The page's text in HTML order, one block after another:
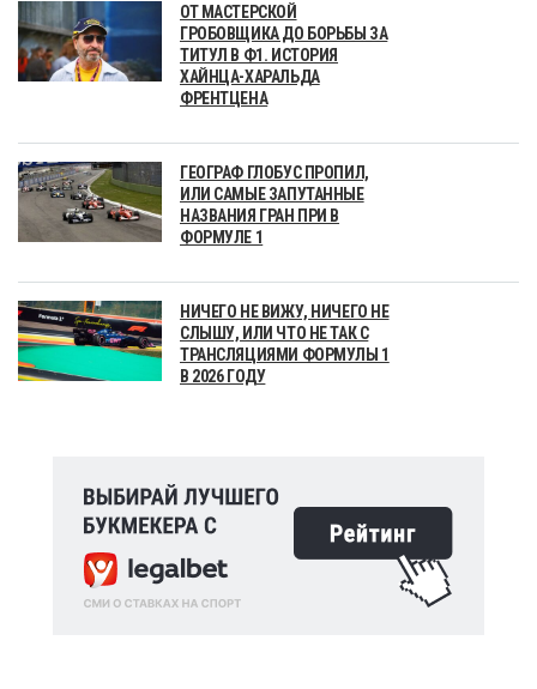
ОТ МАСТЕРСКОЙ
ГРОБОВЩИКА ДО БОРЬБЫ ЗА
ТИТУЛ В Ф1. ИСТОРИЯ
ХАЙНЦА-ХАРАЛЬДА
ФРЕНТЦЕНА
ГЕОГРАФ ГЛОБУС ПРОПИЛ,
ИЛИ САМЫЕ ЗАПУТАННЫЕ
НАЗВАНИЯ ГРАН ПРИ В
ФОРМУЛЕ 1
НИЧЕГО НЕ ВИЖУ, НИЧЕГО НЕ
СЛЫШУ, ИЛИ ЧТО НЕ ТАК С
ТРАНСЛЯЦИЯМИ ФОРМУЛЫ 1
В 2026 ГОДУ